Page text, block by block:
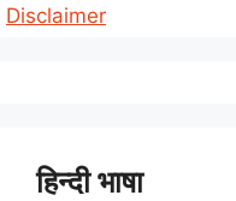
Disclaimer
हिन्दी भाषा